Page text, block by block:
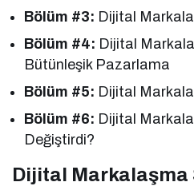
Bölüm #3: Dijital
Bölüm #4: Dijital
Bütünleşik Pazarlama
Bölüm #5: Dijital
Bölüm #6: Dijital
Değiştirdi?
Dijital Markalaşma